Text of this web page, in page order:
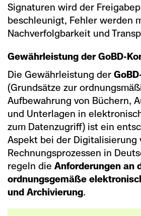
Signaturen wird der
beschleunigt, Fehler werden
Nachverfolgbarkeit und
Gewährleistung der GoBD-
Die Gewährleistung der
(Grundsätze zur
Aufbewahrung von Büchern,
und Unterlagen in
zum Datenzugriff) ist ein
Aspekt bei der Digitalisierung
Rechnungsprozessen in
regeln die Anforderungen an
ordnungsgemäße
und Archivierung.